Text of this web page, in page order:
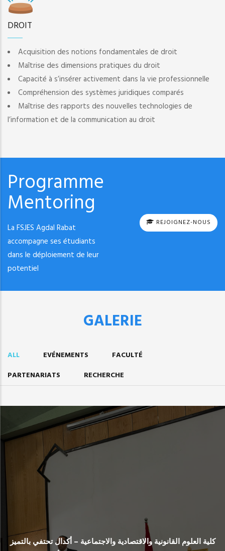
DROIT
Acquisition des notions fondamentales de droit
Maîtrise des dimensions pratiques du droit
Capacité à s’insérer activement dans la vie professionnelle
Compréhension des systèmes juridiques comparés
Maîtrise des rapports des nouvelles technologies de
l’information et de la communication au droit
Programme
Mentoring
La FSJES Agdal Rabat
accompagne ses étudiants
dans le déploiement de leur
potentiel
REJOIGNEZ-NOUS
GALERIE
ALL EVÉNEMENTS
FACULTÉ
PARTENARIATS
RECHERCHE
كلية العلوم القانونية والاقتصادية والاجتماعية – أكدال تحتفي بالتميز